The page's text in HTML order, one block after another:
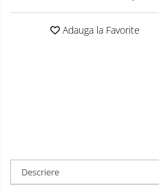
Adauga la Favorite
Descriere